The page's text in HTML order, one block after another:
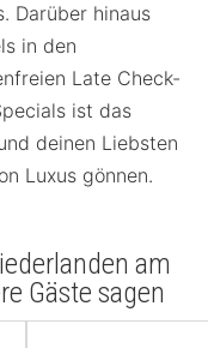
Darüber hinaus
in den
Late Check-
ist das
deinen Liebsten
Luxus gönnen.
am
Gäste sagen